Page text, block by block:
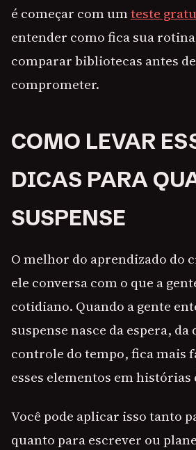
é começar com umteste
entender como fica sua
comparar bibliotecas antes
comprometer.
COMO LEVAR
DICAS PARA
SUSPENSE
O melhor do aprendizado do
ele conversa com o que a
cotidiano. Quando a gente
suspense nasce da espera, da
controle do tempo, fica mais
esses elementos em
Você pode aplicar isso tanto
quanto para escrever ou